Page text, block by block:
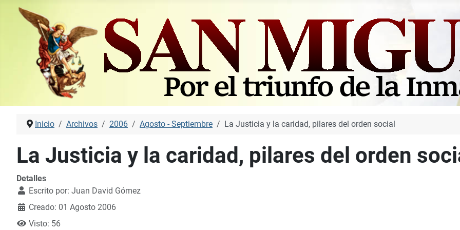
Inicio Archivos 2006 Agosto - Septiembre La Justicia y la caridad, pilares del orden social
La Justicia y la caridad, pilares del orden
Detalles
Escrito por: Juan David Gómez
Creado: 01 Agosto 2006
Visto: 56